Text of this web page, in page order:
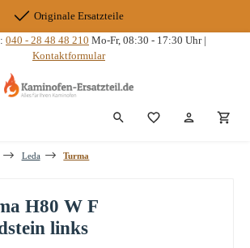
Originale Ersatzteile
040 - 28 48 48 210 Mo-Fr, 08:30 - 17:30 Uhr |
Kontaktformular
Du hast 0
Leda Turma
H80 W F
links